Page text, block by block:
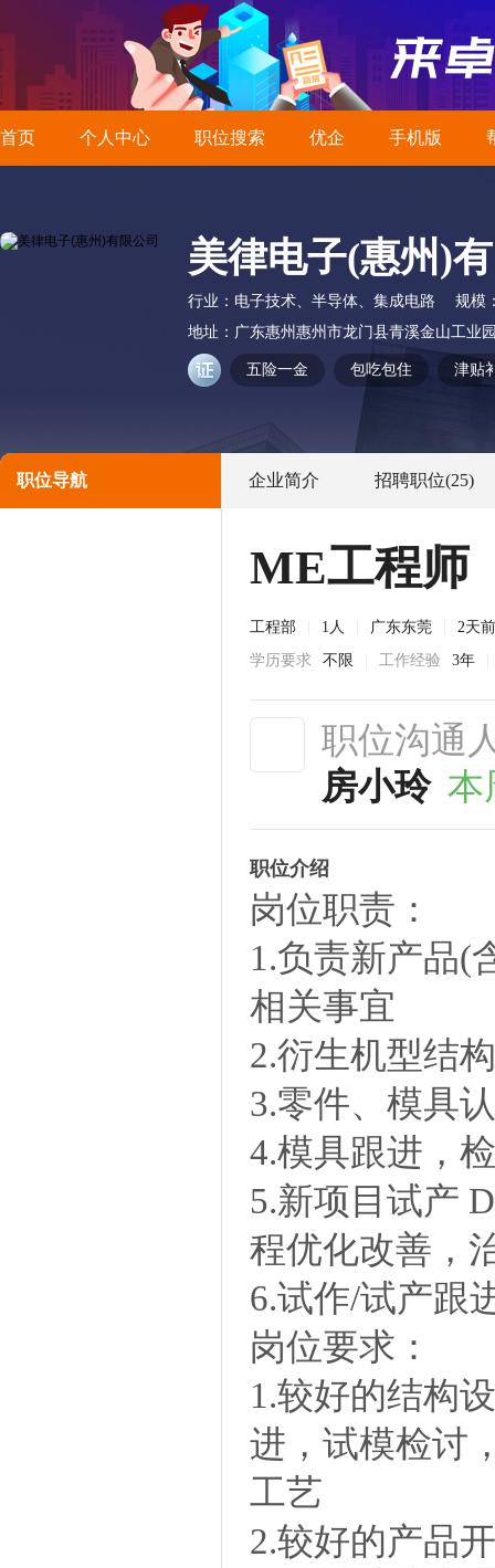
首页 个人中心 职位搜索 优企 手机版
美律电子(惠州)
行业： 电子技术、半导体、集成电路
规模
地址： 广东惠州惠州市龙门县青溪金山工业
五险一金 包吃包住 津贴
职位导航 企业简介 招聘职位(25)
ME工程师
工程部 1人 广东东莞
2天
学历要求
不限 工作经验 3年
职位沟通
房小玲 本
职位介绍
岗位职责：
1.负责新产品(
相关事宜
2.衍生机型结
3.零件、模具
4.模具跟进，
5.新项目试产
程优化改善，
6.试作/试产跟
岗位要求：
1.较好的结构
进，试模检讨
工艺
2.较好的产品